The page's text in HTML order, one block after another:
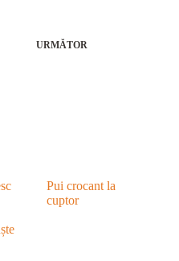
URMĂTOR
Pui crocant la
cuptor